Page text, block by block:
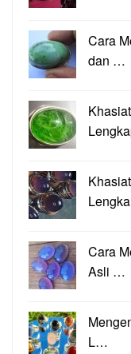
Cara
dan …
Cara
Asli …
L…